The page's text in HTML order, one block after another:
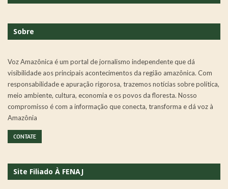
Sobre
Voz Amazônica é um portal de jornalismo independente que dá
visibilidade aos principais acontecimentos da região amazônica. Com
responsabilidade e apuração rigorosa, trazemos notícias sobre política,
meio ambiente, cultura, economia e os povos da floresta. Nosso
compromisso é com a informação que conecta, transforma e dá voz à
Amazônia
CONTATE
Site Filiado À FENAJ